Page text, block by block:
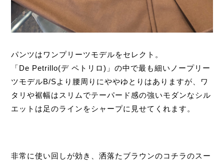
パンツはワンプリーツモデルをセレクト。
「De Petrillo(デ ペトリロ)」の中で最も細いノープリー
ツモデルB/Sより腰周りにややゆとりはありますが、ワ
タリや裾幅はスリムでテーパード感の強いモダンなシル
エットは足のラインをシャープに見せてくれます。
非常に使い回しが効き、洒落たブラウンのコチラのスー